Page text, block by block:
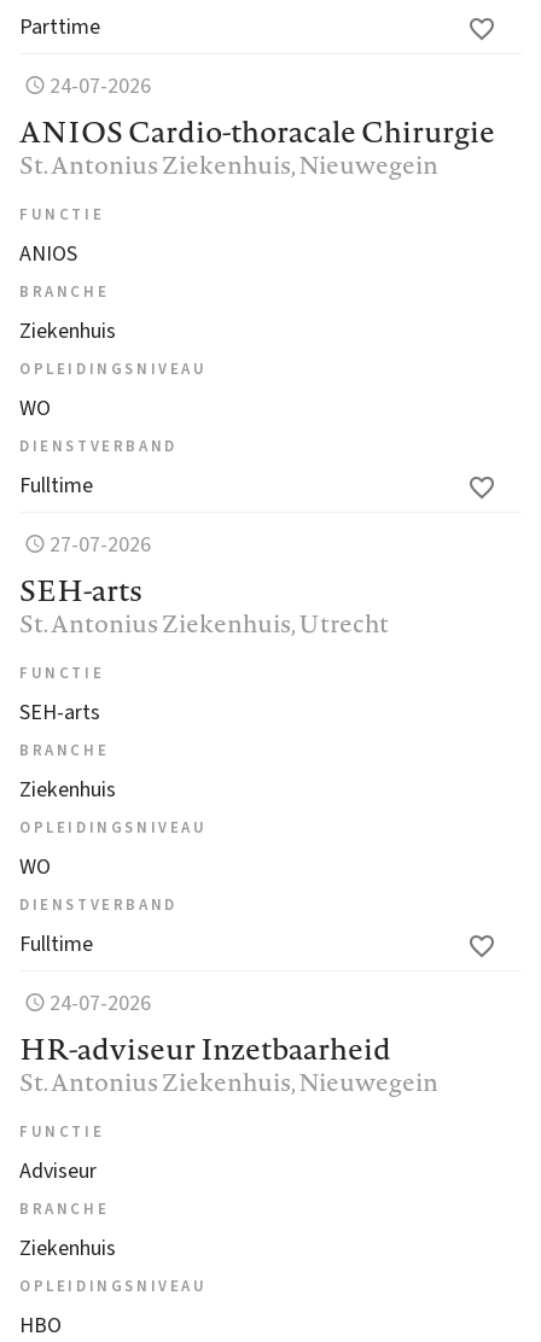
Parttime
24-07-2026
ANIOS Cardio-thoracale Chirurgie
St. Antonius Ziekenhuis, Nieuwegein
FUNCTIE
ANIOS
BRANCHE
Ziekenhuis
OPLEIDINGSNIVEAU
WO
DIENSTVERBAND
Fulltime
27-07-2026
SEH-arts
St. Antonius Ziekenhuis, Utrecht
FUNCTIE
SEH-arts
BRANCHE
Ziekenhuis
OPLEIDINGSNIVEAU
WO
DIENSTVERBAND
Fulltime
24-07-2026
HR-adviseur Inzetbaarheid
St. Antonius Ziekenhuis, Nieuwegein
FUNCTIE
Adviseur
BRANCHE
Ziekenhuis
OPLEIDINGSNIVEAU
HBO